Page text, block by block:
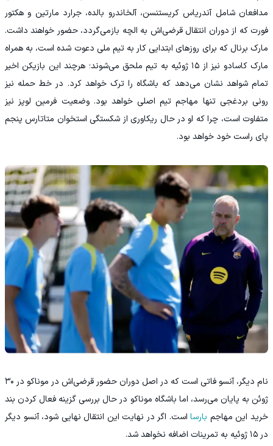
مدافعان شامل آندریاس کریستنسن، آلخاندرو بالده، جرارد مارتین و هکتور
فورت که از دوران انتقال قرضی‌اش به الچه بازمی‌گردد، حضور خواهند داشت.
مارک برنال که برای روزهای ابتدایی کار به تیم ملی دعوت شده است، به همراه
مارک کاسادو نیز از ۱۵ ژوئیه به تیم ملحق می‌شوند؛ هرچند این بازیکن اخیر
تمام شواهد نشان می‌دهد که باشگاه را ترک خواهد کرد. در خط حمله نیز
رونی بردغجی تنها مهاجم تیم اصلی خواهد بود. وضعیت فرمین لوپز نیز
متفاوت است، چرا که او در حال ریکاوری از شکستگی استخوان متاتارس پنجم
پای راست خود خواهد بود.
نام دیگر، آنسو فاتی است که در اصل دوران حضور قرضی‌اش در موناکو در ۳۰
ژوئن به پایان می‌رسد، اما باشگاه موناکو در حال بررسی گزینه فعال کردن بند
خرید این مهاجم بارسااست. اگر در نهایت این انتقال نهایی شود، آنسو دیگر
در ۱۵ ژوئیه به تمرینات اضافه نخواهد شد.